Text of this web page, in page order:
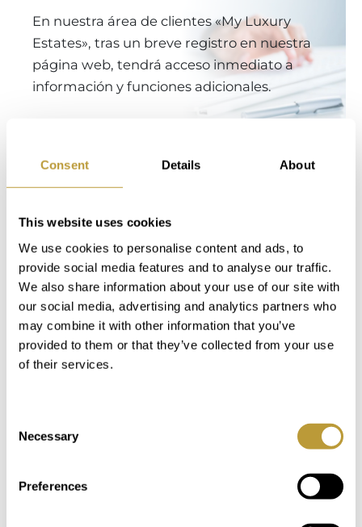
Consent Details About
This website uses cookies
We use cookies to personalise content and ads, to
provide social media features and to analyse our traffic.
We also share information about your use of our site with
our social media, advertising and analytics partners who
may combine it with other information that you’ve
provided to them or that they’ve collected from your use
of their services.
Selection
Necessary
Preferences
En nuestra área de clientes «My Luxury
Estates», tras un breve registro en nuestra
página web, tendrá acceso inmediato a
información y funciones adicionales.
También podría interesarle
LPA2780 Ver más